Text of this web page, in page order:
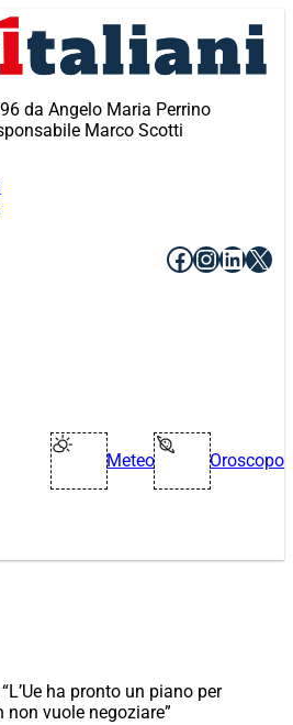
da Angelo Maria Perrino
Marco Scotti
Facebook
X
Meteo Oroscopo
ha pronto un piano per
non vuole negoziare”